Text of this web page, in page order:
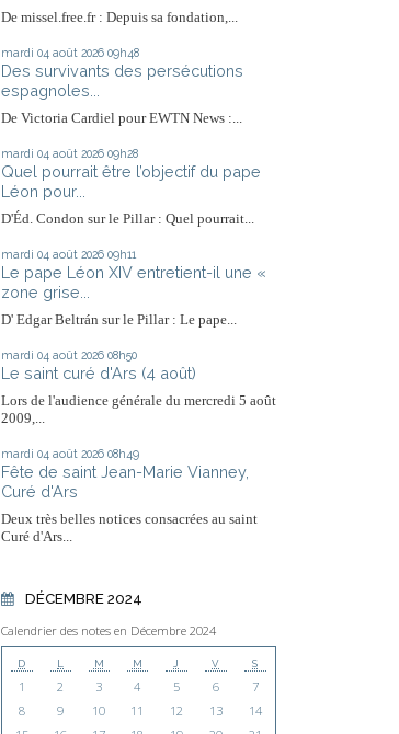
De missel.free.fr : Depuis sa fondation,...
mardi 04 août 2026 09h48
Des survivants des persécutions
espagnoles...
De Victoria Cardiel pour EWTN News :...
mardi 04 août 2026 09h28
Quel pourrait être l’objectif du pape
Léon pour...
D'Éd. Condon sur le Pillar : Quel pourrait...
mardi 04 août 2026 09h11
Le pape Léon XIV entretient-il une «
zone grise...
D' Edgar Beltrán sur le Pillar : Le pape...
mardi 04 août 2026 08h50
Le saint curé d'Ars (4 août)
Lors de l'audience générale du mercredi 5 août
2009,...
mardi 04 août 2026 08h49
Fête de saint Jean-Marie Vianney,
Curé d'Ars
Deux très belles notices consacrées au saint
Curé d'Ars...
DÉCEMBRE 2024
Calendrier des notes en Décembre 2024
D L M M J V S
1 2 3 4 5 6
7
8
9 10 11 12 13
14